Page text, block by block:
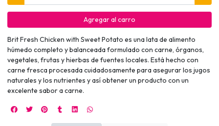
Agregar al carro
Brit Fresh Chicken with Sweet Potato es una lata de alimento
húmedo completo y balanceada formulado con carne, órganos,
vegetales, frutas y hierbas de fuentes locales. Está hecho con
carne fresca procesada cuidadosamente para asegurar los jugos
naturales y los nutrientes y así obtener un producto con un
excelente sabor a carne.